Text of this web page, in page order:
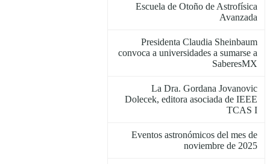
Escuela de Otoño de Astrofísica
Avanzada
Presidenta Claudia Sheinbaum
convoca a universidades a sumarse a
SaberesMX
La Dra. Gordana Jovanovic
Dolecek, editora asociada de IEEE
TCAS I
Eventos astronómicos del mes de
noviembre de 2025